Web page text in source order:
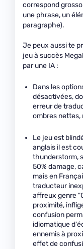
correspond
une phrase, un
paragraphe).
Je peux aussi te
jeu à succès
par une IA :
Dans les
désactivées,
erreur de
ombres nettes,
Le jeu est
anglais il est
thunderstorm,
50% damage,
mais en
traducteur
affreux genre
proximité,
confusion
idiomatique
ennemis à
effet de